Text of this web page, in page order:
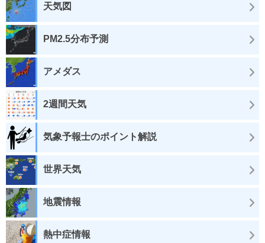
天気図
PM2.5分布予測
アメダス
2週間天気
気象予報士のポイント解説
世界天気
地震情報
熱中症情報